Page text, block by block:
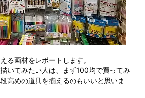
る画材をレポートします。
いてみたい人は、まず100均で買ってみ
高めの道具を揃えるのもいいと思いま